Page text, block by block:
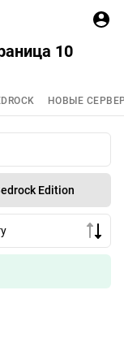
10
НОВЫЕ
Edition